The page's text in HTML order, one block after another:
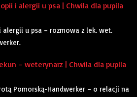
i alergii u psa | Chwila dla pupila
u psa – rozmowa z lek. wet.
– weterynarz | Chwila dla pupila
Pomorską-Handwerker – o relacji na